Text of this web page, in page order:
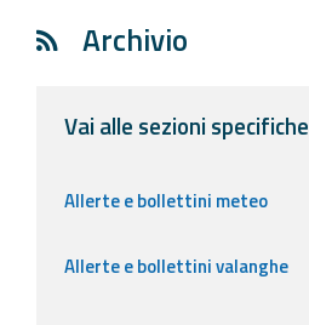
Archivio
Vai alle sezioni specifiche
Allerte e bollettini meteo
Allerte e bollettini valanghe